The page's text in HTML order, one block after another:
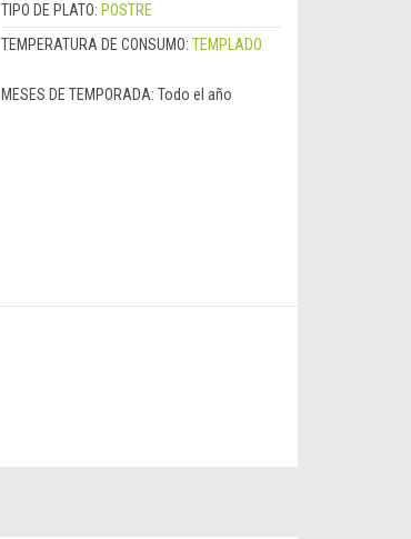
TIPO DE PLATO: POSTRE
TEMPERATURA DE CONSUMO: TEMPLADO
MESES DE TEMPORADA: Todo el año